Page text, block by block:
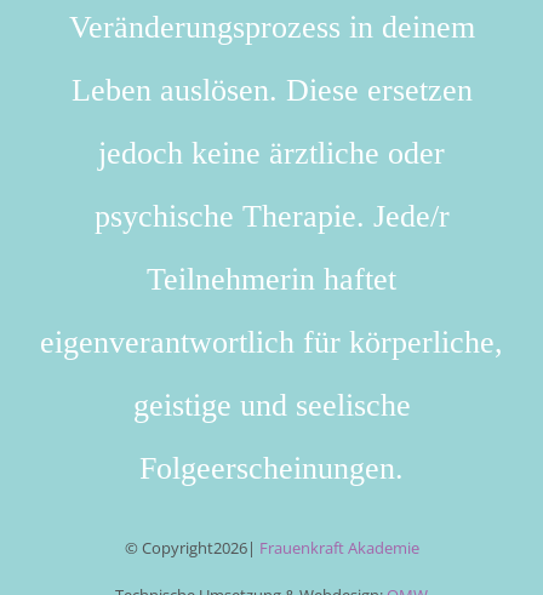
Veränderungsprozess in deinem
Leben auslösen. Diese ersetzen
jedoch keine ärztliche oder
psychische Therapie. Jede/r
Teilnehmerin haftet
eigenverantwortlich für körperliche,
geistige und seelische
Folgeerscheinungen.
© Copyright2026| Frauenkraft Akademie